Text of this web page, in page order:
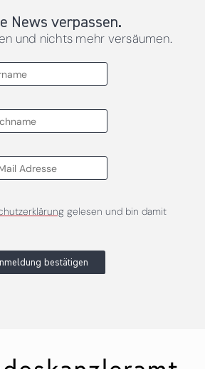
News verpassen.
und nichts mehr versäumen.
gelesen und bin damit
bestätigen